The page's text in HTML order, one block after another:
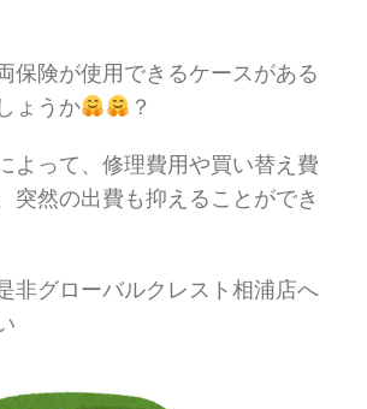
保険が使用できるケースがある
ょうか
？
よって、修理費用や買い替え費
突然の出費も抑えることができ
非グローバルクレスト相浦店へ